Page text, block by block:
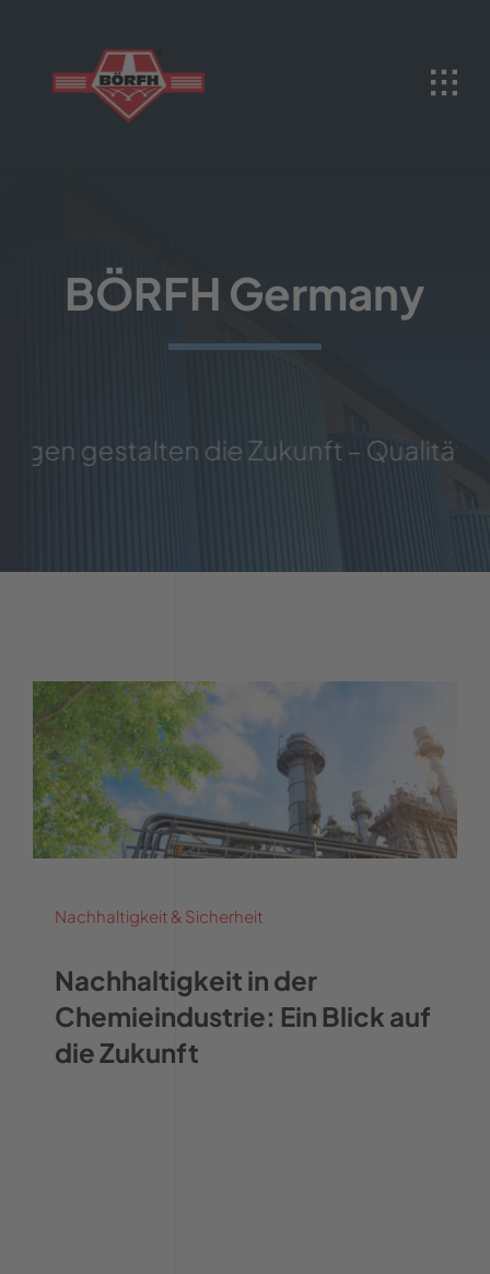
content
BÖRFH Germany
gestalten die Zukunft – Qualität
Nachhaltigkeit & Sicherheit
Nachhaltigkeit in der
Chemieindustrie: Ein Blick auf
die Zukunft